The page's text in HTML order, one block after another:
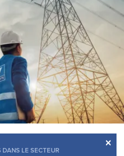
×
DANS LE SECTEUR